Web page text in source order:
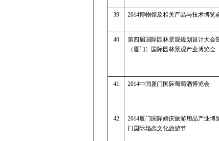
39 2014博物馆及相关产品与技术博览
40
第四届国际园林景观规划设计大会
（厦门）国际园林景观产业博览会
41 2014中国厦门国际葡萄酒博览会
42
2014厦门国际婚庆旅游用品产业博
门国际婚恋文化旅游节